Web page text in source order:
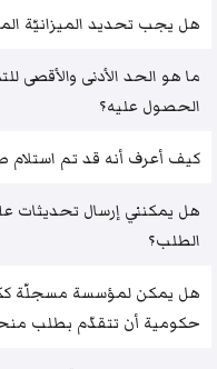
هل يجب تحديد الميزانيّة
ما هو الحد الأدنى والأقصى
الحصول عليه؟
كيف أعرف أنه قد تم استلام
هل يمكنني إرسال تحديثات
الطلب؟
هل يمكن لمؤسسة مسجلّة
حكومية أن تتقدّم بطلب